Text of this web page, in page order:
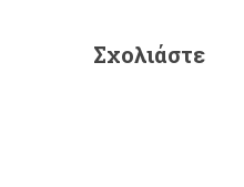
Σχολιάστε